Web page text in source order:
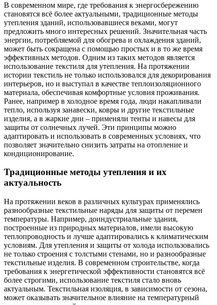
В современном мире, где требования к энергосбережению
становятся всё более актуальными, традиционные методы
утепления зданий, использовавшиеся веками, могут
предложить много интересных решений. Значительная часть
энергии, потребляемой для обогрева и охлаждения зданий,
может быть сокращена с помощью простых и в то же время
эффективных методов. Одним из таких методов является
использование текстиля для утепления. На протяжении
истории текстиль не только использовался для декорирования
интерьеров, но и выступал в качестве теплоизоляционного
материала, обеспечивая комфортные условия проживания.
Ранее, например в холодное время года, люди накапливали
тепло, используя занавески, ковры и другие текстильные
изделия, а в жаркие дни – применяли тенты и навесы для
защиты от солнечных лучей. Эти принципы можно
адаптировать и использовать в современных условиях, что
позволяет значительно снизить затраты на отопление и
кондиционирование.
Традиционные методы утепления и их
актуальность
На протяжении веков в различных культурах применялись
разнообразные текстильные наряды для защиты от перемен
температуры. Например, доиндустриальные здания,
построенные из природных материалов, имели высокую
теплопроводность и лучше адаптировались к климатическим
условиям. Для утепления и защиты от холода использовались
не только строения с толстыми стенами, но и разнообразные
текстильные изделия. В современном строительстве, когда
требования к энергетической эффективности становятся всё
более строгими, использование текстиля стало вновь
актуальным. Текстильная изоляция, в зависимости от сезона,
может оказывать значительное влияние на температурный